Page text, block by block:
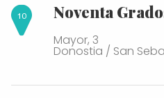
Noventa
Mayor, 3
Donostia / San